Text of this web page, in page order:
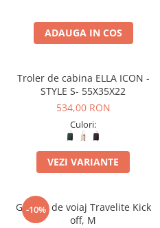
ADAUGA IN COS
Troler de cabina ELLA ICON -
STYLE S- 55X35X22
534,00 RON
Culori:
VEZI VARIANTE
-10%
Geanta de voiaj Travelite Kick
off, M